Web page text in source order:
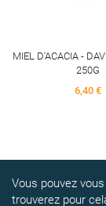
MIEL D'ACACIA -
250G
6,40 €
Vous pouvez
trouverez pour